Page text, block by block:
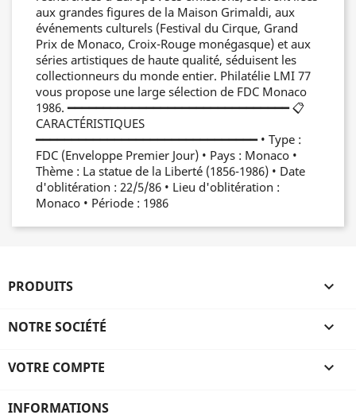
aux grandes figures de la Maison Grimaldi, aux
événements culturels (Festival du Cirque, Grand
Prix de Monaco, Croix-Rouge monégasque) et aux
séries artistiques de haute qualité, séduisent les
collectionneurs du monde entier. Philatélie LMI 77
vous propose une large sélection de FDC Monaco
1986. ━━━━━━━━━━━━━━━━━━━━━━━━━━━━━━━ 📋
CARACTÉRISTIQUES
━━━━━━━━━━━━━━━━━━━━━━━━━━━━━━━ • Type :
FDC (Enveloppe Premier Jour) • Pays : Monaco •
Thème : La statue de la Liberté (1856-1986) • Date
d'oblitération : 22/5/86 • Lieu d'oblitération :
Monaco • Période : 1986
PRODUITS 
NOTRE SOCIÉTÉ 
VOTRE COMPTE 
INFORMATIONS